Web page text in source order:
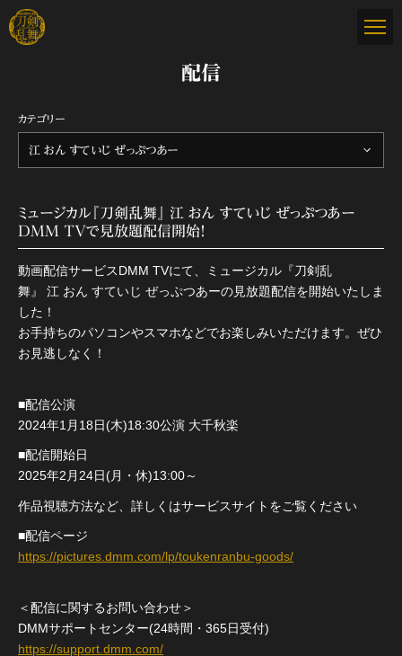
配信
カテゴリー
江 おん すていじ ぜっぷつあー
ミュージカル『刀剣乱舞』 江 おん すていじ ぜっぷつあー
DMM TVで見放題配信開始！
動画配信サービスDMM TVにて、ミュージカル『刀剣乱
舞』 江 おん すていじ ぜっぷつあーの見放題配信を開始いたしま
した！
お手持ちのパソコンやスマホなどでお楽しみいただけます。ぜひ
お見逃しなく！
■配信公演
2024年1月18日(木)18:30公演 大千秋楽
■配信開始日
2025年2月24日(月・休)13:00～
作品視聴方法など、詳しくはサービスサイトをご覧ください
■配信ページ
https://pictures.dmm.com/lp/toukenranbu-goods/
＜配信に関するお問い合わせ＞
DMMサポートセンター(24時間・365日受付)
https://support.dmm.com/